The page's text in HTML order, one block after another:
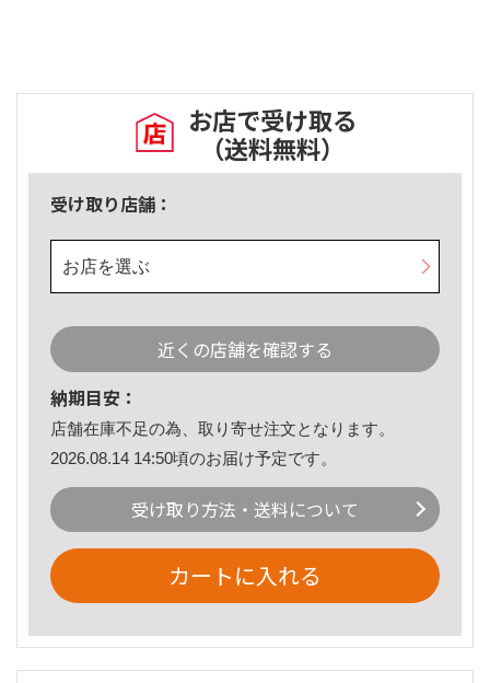
お店で受け取る
（送料無料）
受け取り店舗：
お店を選ぶ
近くの店舗を確認する
納期目安：
店舗在庫不足の為、取り寄せ注文となります。
2026.08.14 14:50頃のお届け予定です。
受け取り方法・送料について
カートに入れる